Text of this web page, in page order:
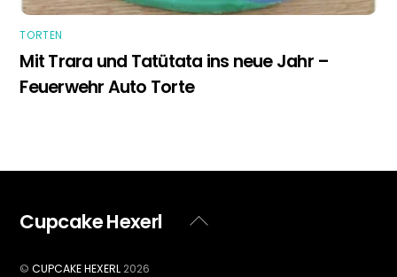
TORTEN
Mit Trara und Tatütata ins neue Jahr –
Feuerwehr Auto Torte
Back
Cupcake Hexerl
©CUPCAKE HEXERL 2026